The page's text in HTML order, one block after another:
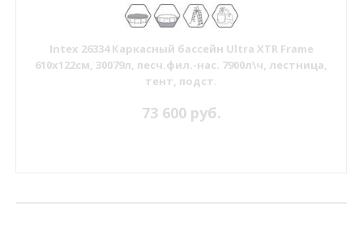
Intex 26334 Каркасный бассейн Ultra XTR Frame
610х122см, 30079л, песч.фил.-нас. 7900л\ч, лестница,
тент, подст.
73 600 руб.